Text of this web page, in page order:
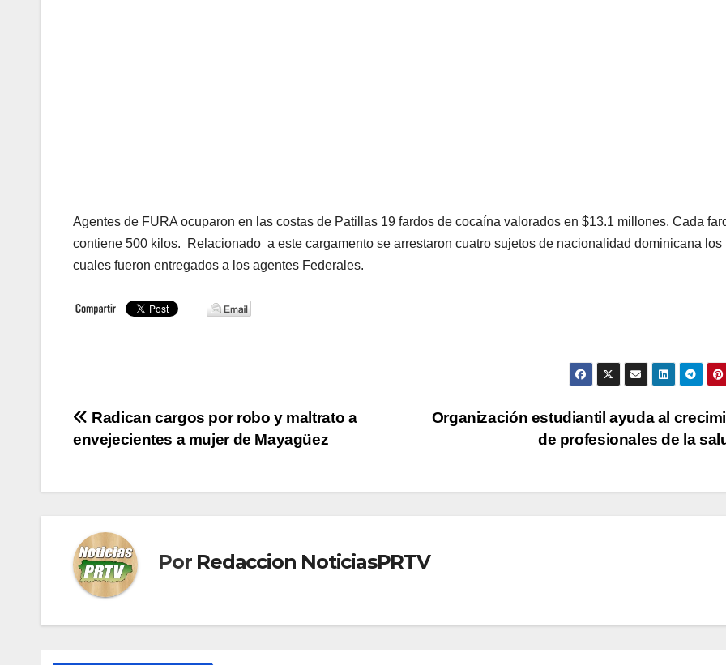
Agentes de FURA ocuparon en las costas de Patillas 19 fardos de cocaína valorados en $13.1 millones. Cada
contiene 500 kilos. Relacionado a este cargamento se arrestaron cuatro sujetos de nacionalidad dominicana los
cuales fueron entregados a los agentes Federales.
Navegación
entradas
Organización estudiantil ayuda al
de profesionales de la
Radican cargos por robo y maltrato a
envejecientes a mujer de Mayagüez
Por Redaccion NoticiasPRTV